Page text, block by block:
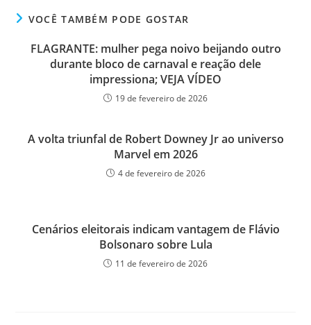
VOCÊ TAMBÉM PODE GOSTAR
FLAGRANTE: mulher pega noivo beijando outro
durante bloco de carnaval e reação dele
impressiona; VEJA VÍDEO
19 de fevereiro de 2026
A volta triunfal de Robert Downey Jr ao universo
Marvel em 2026
4 de fevereiro de 2026
Cenários eleitorais indicam vantagem de Flávio
Bolsonaro sobre Lula
11 de fevereiro de 2026